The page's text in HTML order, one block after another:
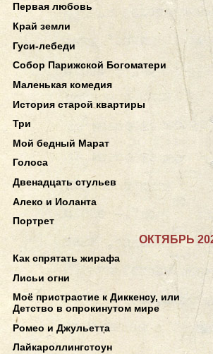
Первая любовь
Край земли
Гуси-лебеди
Собор Парижской Богоматери
Маленькая комедия
История старой квартиры
Три
Мой бедный Марат
Голоса
Двенадцать стульев
Алеко и Иоланта
Портрет
ОКТЯБРЬ
Как спрятать жирафа
Лисьи огни
Моё пристрастие к Диккенсу, или
Детство в опрокинутом мире
Ромео и Джульетта
Лайкароллингстоун